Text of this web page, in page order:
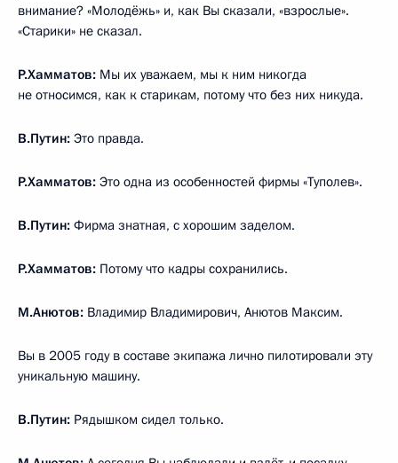
внимание? «Молодёжь» и, как Вы сказали, «взрослые».
«Старики» не сказал.
Р.Хамматов: Мы их уважаем, мы к ним никогда
не относимся, как к старикам, потому что без них никуда.
В.Путин: Это правда.
Р.Хамматов: Это одна из особенностей фирмы «Туполев».
В.Путин: Фирма знатная, с хорошим заделом.
Р.Хамматов: Потому что кадры сохранились.
М.Анютов: Владимир Владимирович, Анютов Максим.
Вы в 2005 году в составе экипажа лично пилотировали эту
уникальную машину.
В.Путин: Рядышком сидел только.